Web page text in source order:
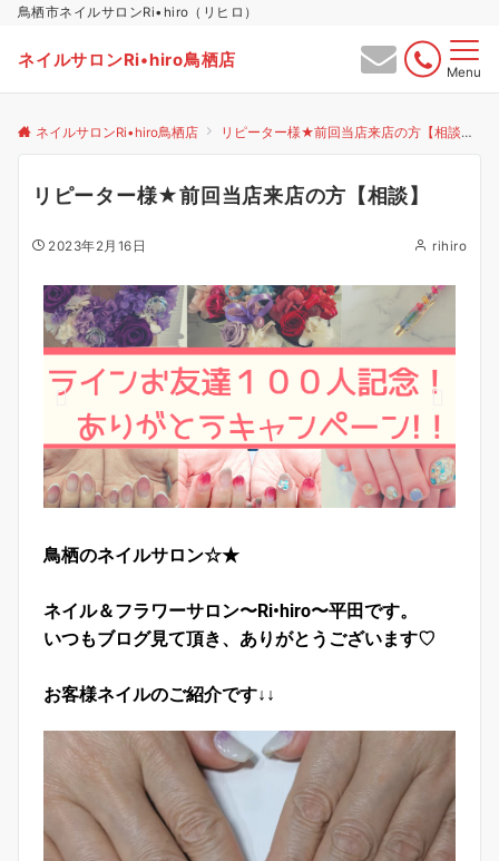
鳥栖市ネイルサロンRi•hiro（リヒロ）
ネイルサロンRi•hiro鳥栖店
Menu
ネイルサロンRi•hiro鳥栖店 リピーター様★前回当店来店の方【相談】
リピーター様★前回当店来店の方【相談】
2023年2月16日 rihiro
鳥栖のネイルサロン☆★
ネイル＆フラワーサロン〜Ri•hiro〜平田です。
いつもブログ見て頂き、ありがとうございます♡
お客様ネイルのご紹介です↓↓